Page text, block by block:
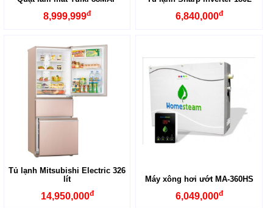
8,999,999đ 6,840,000đ
Tủ lạnh Mitsubishi Electric 326
lít
14,950,000đ
Máy xông hơi ướt MA-360HS
6,049,000đ